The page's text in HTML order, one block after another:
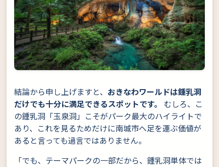
結論から申し上げますと、 おきなわワールドは鍾乳洞
だけでも十分に満足できるスポットです。
むしろ、こ
の鍾乳洞「玉泉洞」こそがパーク最大のハイライトで
あり、これを見るためだけに南城市へ足を運ぶ価値が
あると言っても過言ではありません。
「でも、テーマパークの一部だから、鍾乳洞単体では